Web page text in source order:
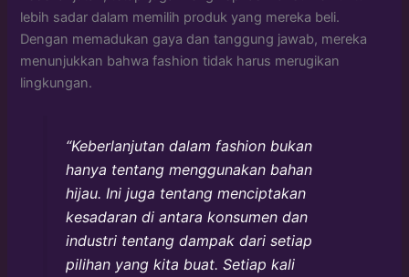
lebih sadar dalam memilih produk yang mereka beli.
Dengan memadukan gaya dan tanggung jawab, mereka
menunjukkan bahwa fashion tidak harus merugikan
lingkungan.
“Keberlanjutan dalam fashion bukan
hanya tentang menggunakan bahan
hijau. Ini juga tentang menciptakan
kesadaran di antara konsumen dan
industri tentang dampak dari setiap
pilihan yang kita buat. Setiap kali